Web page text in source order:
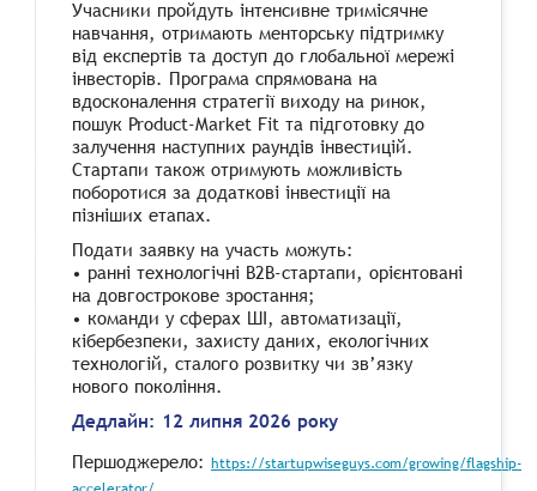
Учасники пройдуть інтенсивне тримісячне
навчання, отримають менторську підтримку
від експертів та доступ до глобальної мережі
інвесторів. Програма спрямована на
вдосконалення стратегії виходу на ринок,
пошук Product-Market Fit та підготовку до
залучення наступних раундів інвестицій.
Стартапи також отримують можливість
поборотися за додаткові інвестиції на
пізніших етапах.
Подати заявку на участь можуть:
• ранні технологічні B2B-стартапи, орієнтовані
на довгострокове зростання;
• команди у сферах ШІ, автоматизації,
кібербезпеки, захисту даних, екологічних
технологій, сталого розвитку чи зв’язку
нового покоління.
Дедлайн: 12 липня 2026 року
Першоджерело: https://startupwiseguys.com/growing/flagship-